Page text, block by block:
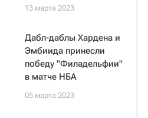
13 марта 2023
Дабл-даблы Хардена и
Эмбиида принесли
победу "Филадельфии"
в матче НБА
05 марта 2023